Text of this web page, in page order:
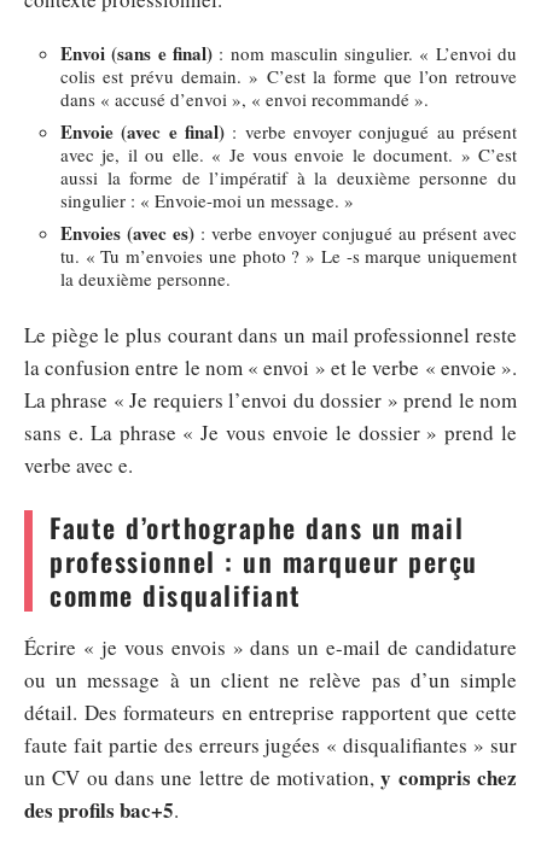
Envoi (sans e final): nom masculin singulier. « L’envoi du
colis est prévu demain. » C’est la forme que l’on retrouve
dans « accusé d’envoi », « envoi recommandé ».
Envoie (avec e final) : verbe envoyer conjugué au présent
avec je, il ou elle. « Je vous envoie le document. » C’est
aussi la forme de l’impératif à la deuxième personne du
singulier : « Envoie-moi un message. »
Envoies (avec es) : verbe envoyer conjugué au présent avec
tu. « Tu m’envoies une photo ? » Le -s marque uniquement
la deuxième personne.
Le piège le plus courant dans un mail professionnel reste
la confusion entre le nom « envoi » et le verbe « envoie ».
La phrase « Je requiers l’envoi du dossier » prend le nom
sans e. La phrase « Je vous envoie le dossier » prend le
verbe avec e.
Faute d’orthographe dans un mail
professionnel : un marqueur perçu
comme disqualifiant
Écrire « je vous envois » dans un e-mail de candidature
ou un message à un client ne relève pas d’un simple
détail. Des formateurs en entreprise rapportent que cette
faute fait partie des erreurs jugées « disqualifiantes » sur
un CV ou dans une lettre de motivation,y compris chez
des profils bac+5.